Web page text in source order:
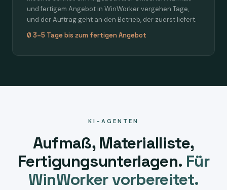
und fertigem Angebot in WinWorker vergehen Tage,
und der Auftrag geht an den Betrieb, der zuerst liefert.
Ø 3–5 Tage bis zum fertigen Angebot
KI-AGENTEN
Aufmaß, Materialliste,
Fertigungsunterlagen. Für
WinWorker vorbereitet.